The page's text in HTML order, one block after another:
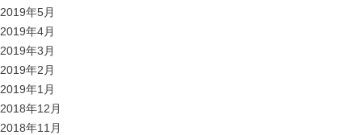
2019年5月
2019年4月
2019年3月
2019年2月
2019年1月
2018年12月
2018年11月